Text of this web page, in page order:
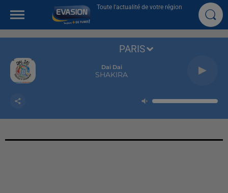
Toute l'actualité de votre région
Dai Dai
SHAKIRA
PARIS